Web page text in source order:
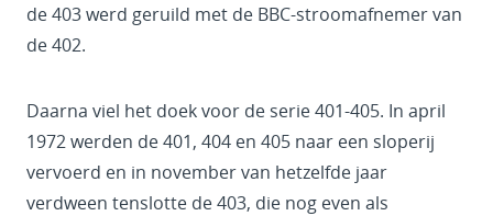
de 403 werd geruild met de BBC-stroomafnemer van
de 402.
Daarna viel het doek voor de serie 401-405. In april
1972 werden de 401, 404 en 405 naar een sloperij
vervoerd en in november van hetzelfde jaar
verdween tenslotte de 403, die nog even als